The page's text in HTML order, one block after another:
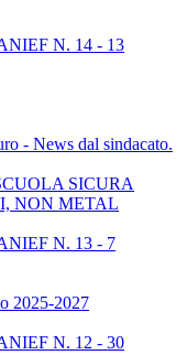
N. 14 - 13
- News dal sindacato.
SICURA
NON METAL
N. 13 - 7
2025-2027
N. 12 - 30